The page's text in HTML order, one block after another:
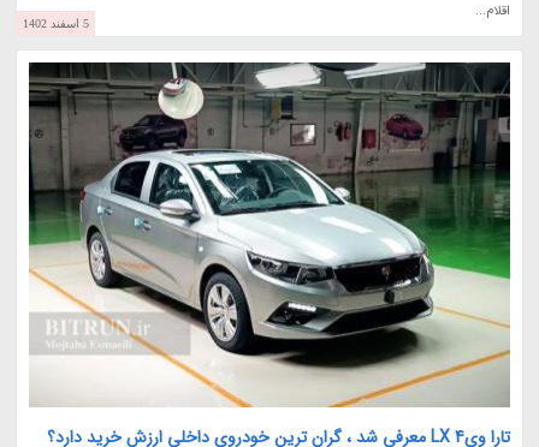
اقلام...
5 اسفند 1402
تارا وی4 LX معرفی شد ، گران ترین خودروی داخلی ارزش خرید دارد؟